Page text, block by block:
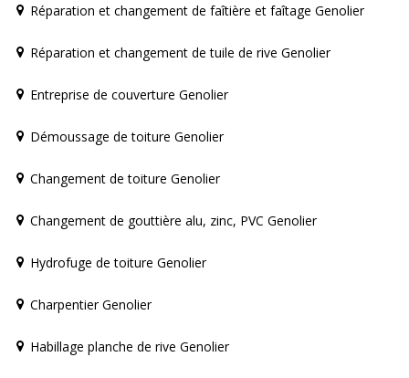
Réparation et changement de faîtière et faîtage Genolier
Réparation et changement de tuile de rive Genolier
Entreprise de couverture Genolier
Démoussage de toiture Genolier
Changement de toiture Genolier
Changement de gouttière alu, zinc, PVC Genolier
Hydrofuge de toiture Genolier
Charpentier Genolier
Habillage planche de rive Genolier